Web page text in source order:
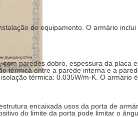
de equipamento. O armário
paredes dobro, espessura da placa
térmica entre a parede interna e a
térmica: 0.035W/m·K. O armário
encaixada usos da porta de
do limite da porta pode limitar o